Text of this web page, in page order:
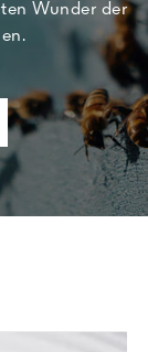
Wunder der